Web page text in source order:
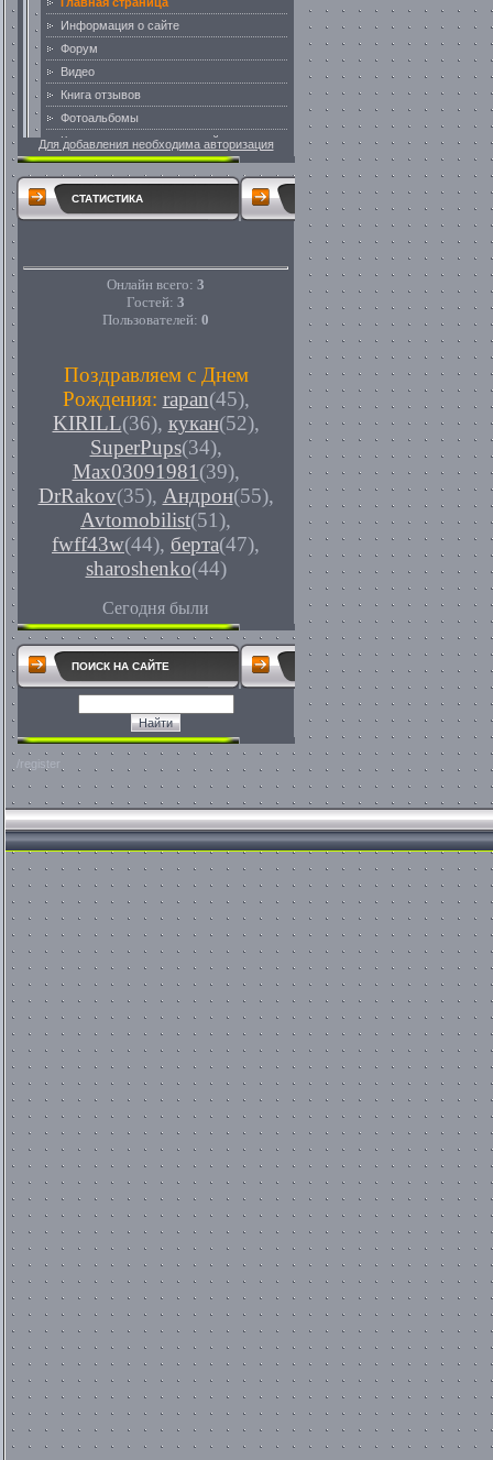
Для добавления необходима авторизация
СТАТИСТИКА
Онлайн всего: 3
Гостей: 3
Пользователей: 0
Поздравляем с Днем
Рождения: rapan(45),
KIRILL(36), кукан(52),
SuperPups(34),
Max03091981 (39),
DrRakov(35), Андрон(55),
Avtomobilist(51),
fwff43w(44), берта(47),
sharoshenko(44)
Сегодня были
ПОИСК НА САЙТЕ
/register